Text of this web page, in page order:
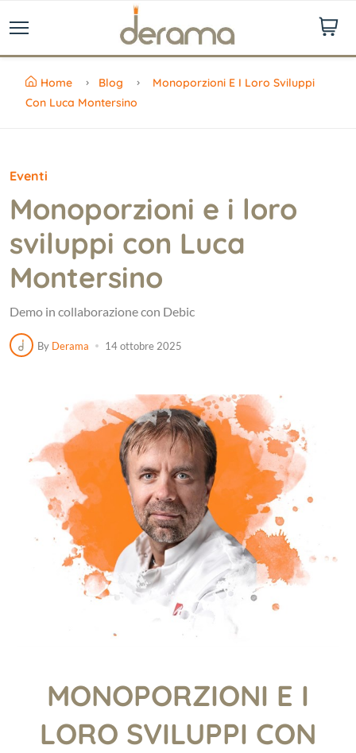
Home Blog
Monoporzioni E I Loro Sviluppi
Con Luca Montersino
Eventi
Monoporzioni e i loro
sviluppi con Luca
Montersino
Demo in collaborazione con Debic
By Derama 14 ottobre 2025
MONOPORZIONI E I
LORO SVILUPPI CON